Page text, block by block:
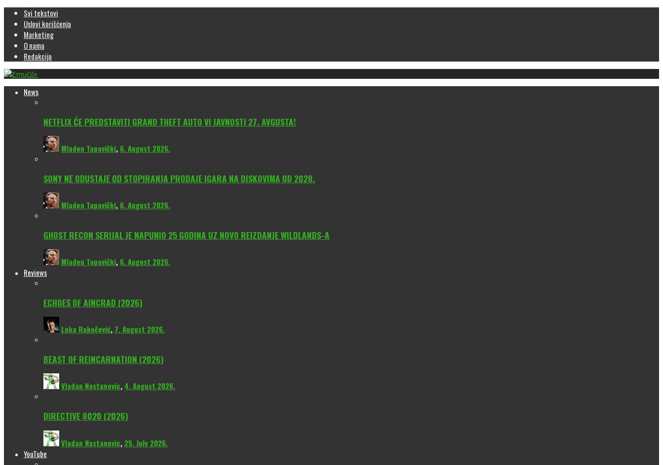
Svi tekstovi
Uslovi korišćenja
Marketing
O nama
Redakcija
News
NETFLIX ĆE PREDSTAVITI GRAND THEFT AUTO VI JAVNOSTI 27. AVGUSTA!
Mladen Tapavički, 6. August 2026.
SONY NE ODUSTAJE OD STOPIRANJA PRODAJE IGARA NA DISKOVIMA OD 2028.
Mladen Tapavički, 6. August 2026.
GHOST RECON SERIJAL JE NAPUNIO 25 GODINA UZ NOVO REIZDANJE WILDLANDS-A
Mladen Tapavički, 6. August 2026.
Reviews
ECHOES OF AINCRAD (2026)
Luka Rakočević, 7. August 2026.
BEAST OF REINCARNATION (2026)
Vladan Nastanovic, 4. August 2026.
DIRECTIVE 8020 (2026)
Vladan Nastanovic, 25. July 2026.
YouTube